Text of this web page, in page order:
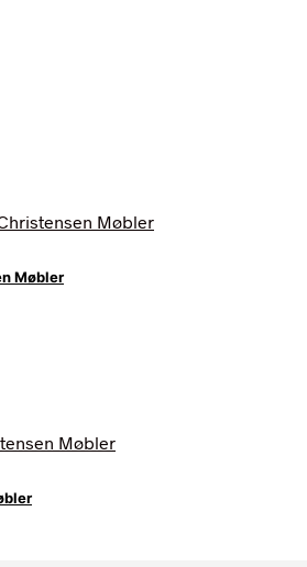
Møbler